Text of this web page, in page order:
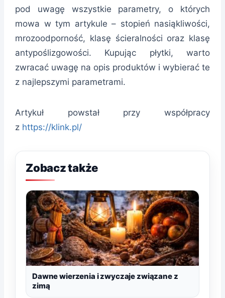
pod uwagę wszystkie parametry, o których
mowa w tym artykule – stopień nasiąkliwości,
mrozoodporność, klasę ścieralności oraz klasę
antypoślizgowości. Kupując płytki, warto
zwracać uwagę na opis produktów i wybierać te
z najlepszymi parametrami.
Artykuł powstał przy współpracy
z https://klink.pl/
Zobacz także
Dawne wierzenia i zwyczaje związane z
zimą